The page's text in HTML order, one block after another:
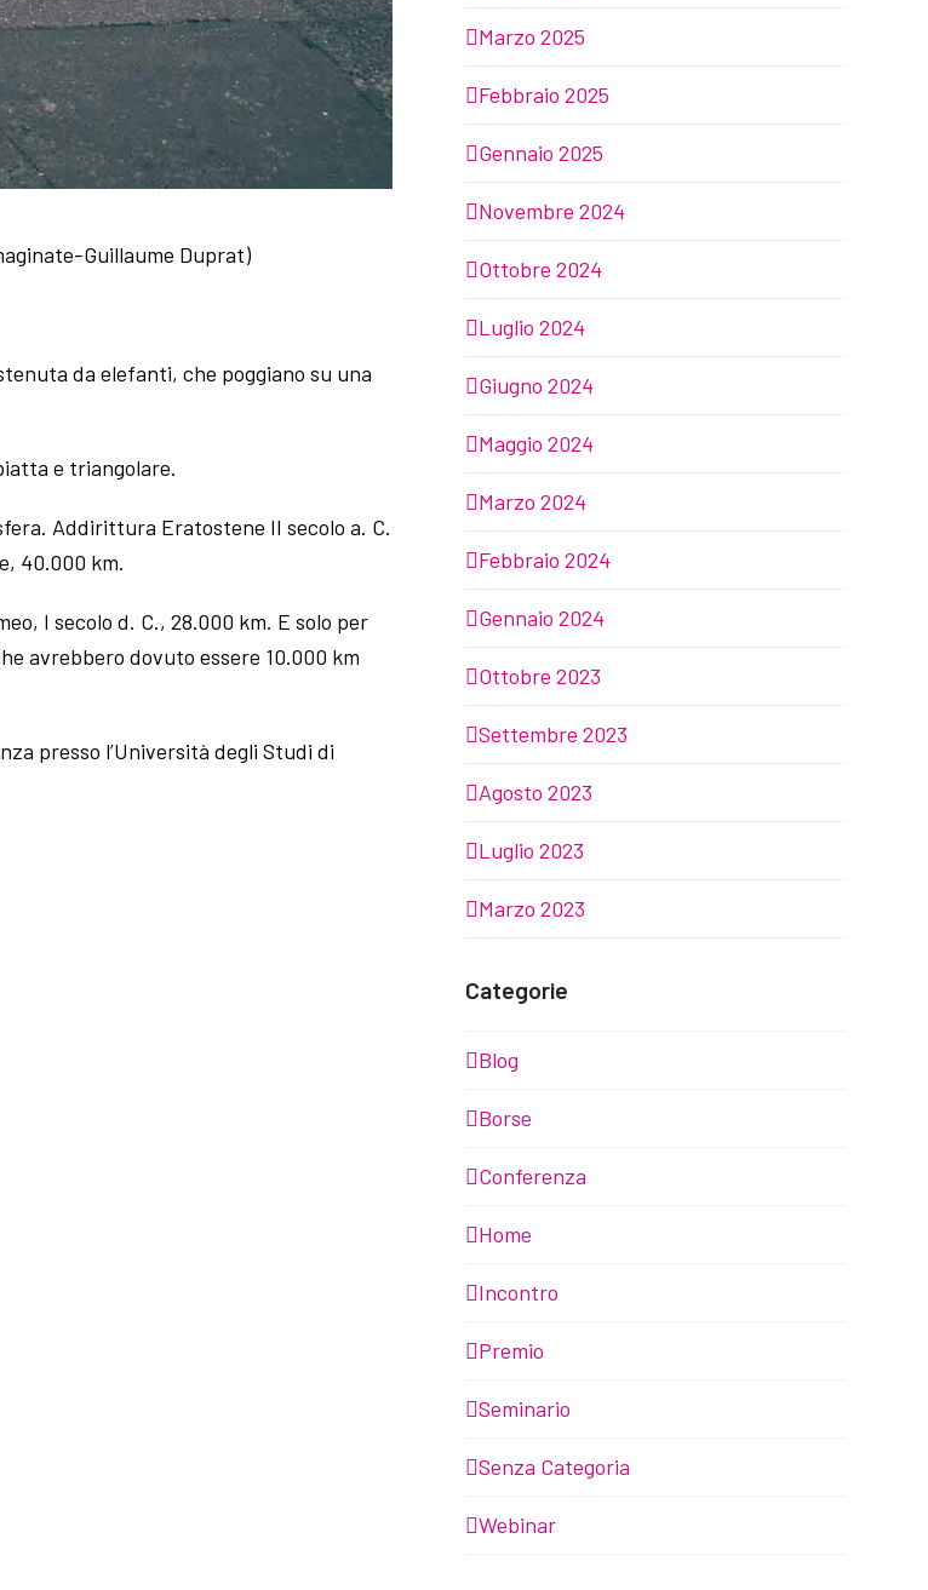
Guillaume Duprat)
da elefanti, che poggiano su una
e triangolare.
Addirittura Eratostene II secolo a. C.
40.000 km.
I secolo d. C., 28.000 km. E solo per
avrebbero dovuto essere 10.000 km
presso l’Università degli Studi di
Marzo 2025
Febbraio 2025
Gennaio 2025
Novembre 2024
Ottobre 2024
Luglio 2024
Giugno 2024
Maggio 2024
Marzo 2024
Febbraio 2024
Gennaio 2024
Ottobre 2023
Settembre 2023
Agosto 2023
Luglio 2023
Marzo 2023
Categorie
Blog
Borse
Conferenza
Home
Incontro
Premio
Seminario
Senza Categoria
Webinar